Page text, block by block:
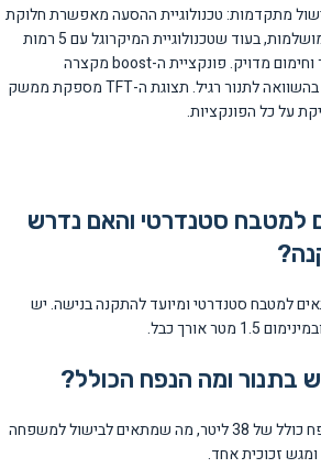
מתקדמות: טכנולוגיית ההסעה מאפשרת חלוקת
חום אחידה לתוצאות בישול מושלמות, בעוד שטכנולוגיית המיקרוגל עם 5 רמות
הספק מאפשרת בישול מהיר וחימום מדויק. פונקציית ה-boost מקצרה
משמעותית את זמני הבישול בהשוואה לתנור רגיל. תצוגת ה-TFT מספקת ממשק
על כל הפונקציות.
למטבח סטנדרטי והאם נדרש
60×45 ס"מ מתאים למטבח סטנדרטי ומיועד להתקנה בנישה. יש
בתנור ומה הנפח הכולל?
התנור כולל 2 רמות בישול ונפח כולל של 38 ליטר, מה שמתאים לבישול למשפחה
זכוכית אחד.